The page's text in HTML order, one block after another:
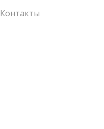
Контакты